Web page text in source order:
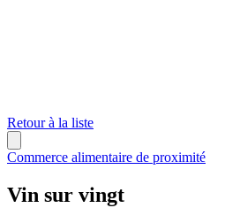
Retour à la liste
Commerce alimentaire de proximité
Vin sur vingt